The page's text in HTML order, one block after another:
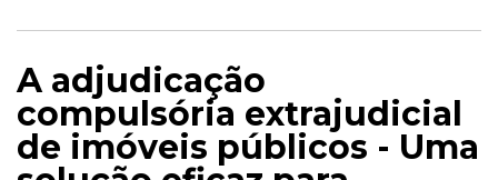
A adjudicação
compulsória extrajudicial
de imóveis públicos - Uma